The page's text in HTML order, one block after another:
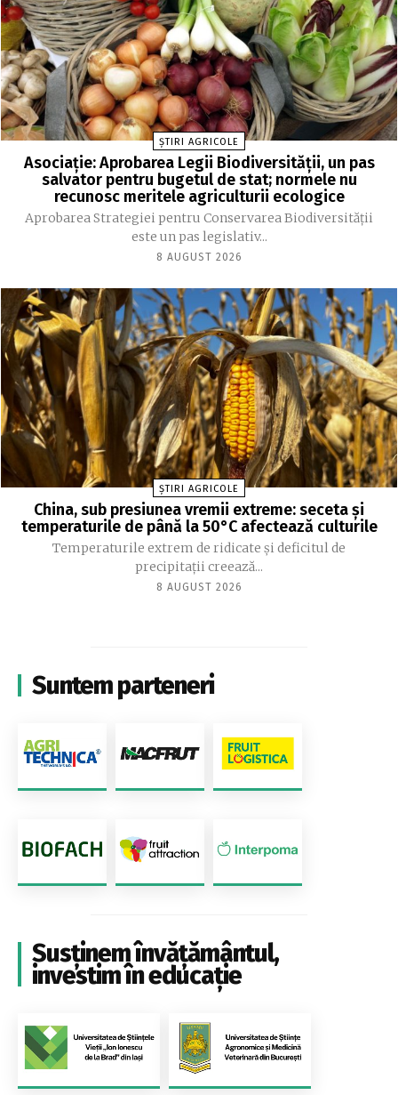
ȘTIRI AGRICOLE
Asociație: Aprobarea Legii Biodiversității, un pas
salvator pentru bugetul de stat; normele nu
recunosc meritele agriculturii ecologice
Aprobarea Strategiei pentru Conservarea Biodiversității
este un pas legislativ...
8 AUGUST 2026
ȘTIRI AGRICOLE
China, sub presiunea vremii extreme: seceta și
temperaturile de până la 50°C afectează culturile
Temperaturile extrem de ridicate și deficitul de
precipitații creează...
8 AUGUST 2026
Suntem parteneri
Susținem învățământul,
investim în educație